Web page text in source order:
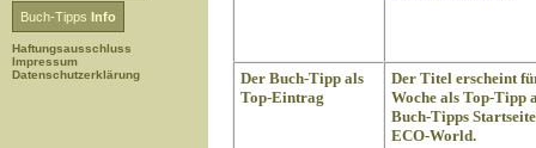
Buch-Tipps Info
Haftungsausschluss
Impressum
Datenschutzerklärung
Der Buch-Tipp als
Top-Eintrag
Der Titel erscheint
Woche als Top-Tipp
Buch-Tipps
ECO-World.